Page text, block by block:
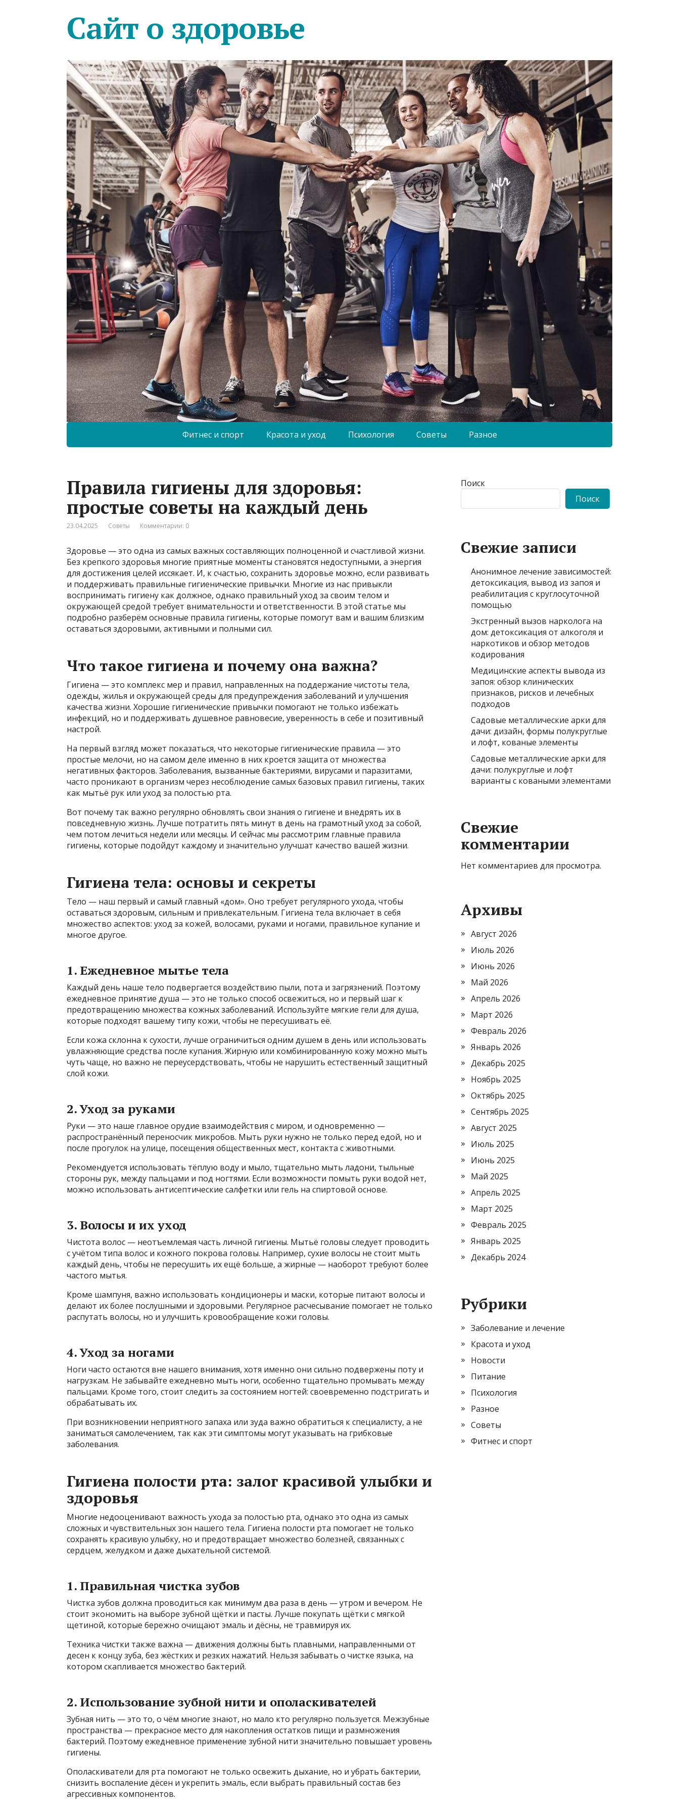
Сайт о здоровье
Фитнес и спорт Красота и уход Психология Советы Разное
Правила гигиены для здоровья:
простые советы на каждый день
23.04.2025 Советы Комментарии: 0
Здоровье — это одна из самых важных составляющих полноценной и счастливой жизни.
Без крепкого здоровья многие приятные моменты становятся недоступными, а энергия
для достижения целей иссякает. И, к счастью, сохранить здоровье можно, если развивать
и поддерживать правильные гигиенические привычки. Многие из нас привыкли
воспринимать гигиену как должное, однако правильный уход за своим телом и
окружающей средой требует внимательности и ответственности. В этой статье мы
подробно разберём основные правила гигиены, которые помогут вам и вашим близким
оставаться здоровыми, активными и полными сил.
Что такое гигиена и почему она важна?
Гигиена — это комплекс мер и правил, направленных на поддержание чистоты тела,
одежды, жилья и окружающей среды для предупреждения заболеваний и улучшения
качества жизни. Хорошие гигиенические привычки помогают не только избежать
инфекций, но и поддерживать душевное равновесие, уверенность в себе и позитивный
настрой.
На первый взгляд может показаться, что некоторые гигиенические правила — это
простые мелочи, но на самом деле именно в них кроется защита от множества
негативных факторов. Заболевания, вызванные бактериями, вирусами и паразитами,
часто проникают в организм через несоблюдение самых базовых правил гигиены, таких
как мытьё рук или уход за полостью рта.
Вот почему так важно регулярно обновлять свои знания о гигиене и внедрять их в
повседневную жизнь. Лучше потратить пять минут в день на грамотный уход за собой,
чем потом лечиться недели или месяцы. И сейчас мы рассмотрим главные правила
гигиены, которые подойдут каждому и значительно улучшат качество вашей жизни.
Гигиена тела: основы и секреты
Тело — наш первый и самый главный «дом». Оно требует регулярного ухода, чтобы
оставаться здоровым, сильным и привлекательным. Гигиена тела включает в себя
множество аспектов: уход за кожей, волосами, руками и ногами, правильное купание и
многое другое.
1. Ежедневное мытье тела
Каждый день наше тело подвергается воздействию пыли, пота и загрязнений. Поэтому
ежедневное принятие душа — это не только способ освежиться, но и первый шаг к
предотвращению множества кожных заболеваний. Используйте мягкие гели для душа,
которые подходят вашему типу кожи, чтобы не пересушивать её.
Если кожа склонна к сухости, лучше ограничиться одним душем в день или использовать
увлажняющие средства после купания. Жирную или комбинированную кожу можно мыть
чуть чаще, но важно не переусердствовать, чтобы не нарушить естественный защитный
слой кожи.
2. Уход за руками
Руки — это наше главное орудие взаимодействия с миром, и одновременно —
распространённый переносчик микробов. Мыть руки нужно не только перед едой, но и
после прогулок на улице, посещения общественных мест, контакта с животными.
Рекомендуется использовать тёплую воду и мыло, тщательно мыть ладони, тыльные
стороны рук, между пальцами и под ногтями. Если возможности помыть руки водой нет,
можно использовать антисептические салфетки или гель на спиртовой основе.
3. Волосы и их уход
Чистота волос — неотъемлемая часть личной гигиены. Мытьё головы следует проводить
с учётом типа волос и кожного покрова головы. Например, сухие волосы не стоит мыть
каждый день, чтобы не пересушить их ещё больше, а жирные — наоборот требуют более
частого мытья.
Кроме шампуня, важно использовать кондиционеры и маски, которые питают волосы и
делают их более послушными и здоровыми. Регулярное расчесывание помогает не только
распутать волосы, но и улучшить кровообращение кожи головы.
4. Уход за ногами
Ноги часто остаются вне нашего внимания, хотя именно они сильно подвержены поту и
нагрузкам. Не забывайте ежедневно мыть ноги, особенно тщательно промывать между
пальцами. Кроме того, стоит следить за состоянием ногтей: своевременно подстригать и
обрабатывать их.
При возникновении неприятного запаха или зуда важно обратиться к специалисту, а не
заниматься самолечением, так как эти симптомы могут указывать на грибковые
заболевания.
Гигиена полости рта: залог красивой улыбки и
здоровья
Многие недооценивают важность ухода за полостью рта, однако это одна из самых
сложных и чувствительных зон нашего тела. Гигиена полости рта помогает не только
сохранять красивую улыбку, но и предотвращает множество болезней, связанных с
сердцем, желудком и даже дыхательной системой.
1. Правильная чистка зубов
Чистка зубов должна проводиться как минимум два раза в день — утром и вечером. Не
стоит экономить на выборе зубной щётки и пасты. Лучше покупать щётки с мягкой
щетиной, которые бережно очищают эмаль и дёсны, не травмируя их.
Техника чистки также важна — движения должны быть плавными, направленными от
десен к концу зуба, без жёстких и резких нажатий. Нельзя забывать о чистке языка, на
котором скапливается множество бактерий.
2. Использование зубной нити и ополаскивателей
Зубная нить — это то, о чём многие знают, но мало кто регулярно пользуется. Межзубные
пространства — прекрасное место для накопления остатков пищи и размножения
бактерий. Поэтому ежедневное применение зубной нити значительно повышает уровень
гигиены.
Ополаскиватели для рта помогают не только освежить дыхание, но и убрать бактерии,
снизить воспаление дёсен и укрепить эмаль, если выбрать правильный состав без
агрессивных компонентов.
Поиск
Поиск
Свежие записи
Анонимное лечение зависимостей:
детоксикация, вывод из запоя и
реабилитация с круглосуточной
помощью
Экстренный вызов нарколога на
дом: детоксикация от алкоголя и
наркотиков и обзор методов
кодирования
Медицинские аспекты вывода из
запоя: обзор клинических
признаков, рисков и лечебных
подходов
Садовые металлические арки для
дачи: дизайн, формы полукруглые
и лофт, кованые элементы
Садовые металлические арки для
дачи: полукруглые и лофт
варианты с коваными элементами
Свежие
комментарии
Нет комментариев для просмотра.
Архивы
Август 2026
Июль 2026
Июнь 2026
Май 2026
Апрель 2026
Март 2026
Февраль 2026
Январь 2026
Декабрь 2025
Ноябрь 2025
Октябрь 2025
Сентябрь 2025
Август 2025
Июль 2025
Июнь 2025
Май 2025
Апрель 2025
Март 2025
Февраль 2025
Январь 2025
Декабрь 2024
Рубрики
Заболевание и лечение
Красота и уход
Новости
Питание
Психология
Разное
Советы
Фитнес и спорт